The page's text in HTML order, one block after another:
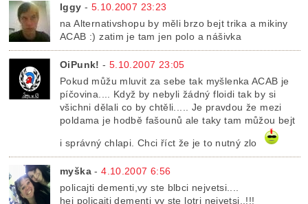
Iggy - 5.10.2007 23:23
na Alternativshopu by měli brzo bejt trika a mikiny
ACAB :) zatim je tam jen polo a nášivka
OiPunk! - 5.10.2007 23:05
Pokud můžu mluvit za sebe tak myšlenka ACAB je
píčovina.... Když by nebyli žádný floidi tak by si
všichni dělali co by chtěli..... Je pravdou že mezi
poldama je hodbě fašounů ale taky tam můžou bejt
i správný chlapi. Chci říct že je to nutný zlo
myška -4.10.2007 6:56
policajti dementi,vy ste blbci nejvetsi....
hej policajti dementi vy ste lotri nejvetsi..!!!